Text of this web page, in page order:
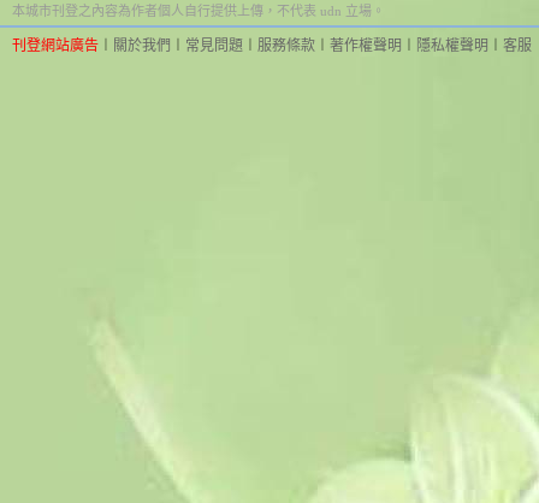
本城市刊登之內容為作者個人自行提供上傳，不代表 udn 立場。
刊登網站廣告 關於我們 常見問題 服務條款 著作權聲明 隱私權聲明 客服